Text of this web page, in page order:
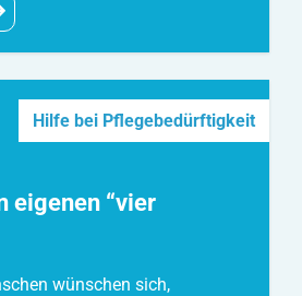
Hilfe bei Pflegebedürftigkeit
eigenen “vier
wünschen sich,